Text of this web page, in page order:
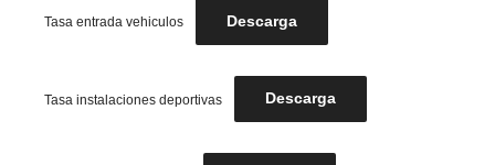
Tasa entrada vehiculos Descarga
Tasa instalaciones deportivas Descarga